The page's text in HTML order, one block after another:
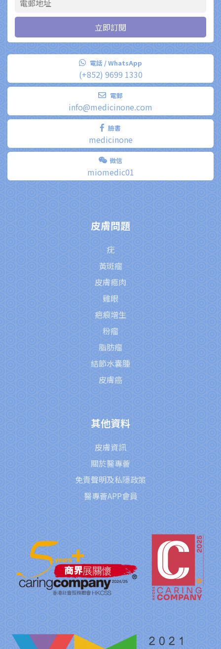
電話 / WhatsApp
(+852) 9699 1330
電郵
info@medicinone.com
臉書
medicinone
微信
miomedic01
皮膚問題
疣
黃斑瘤
皮膚瘜肉
雞眼
疤痕增生
粉瘤
脂肪瘤
結節水囊腫
皮膚癌
其他資料
皮膚資訊
關於醫專薈
免責聲明及私隱政策
醫專薈APP會員